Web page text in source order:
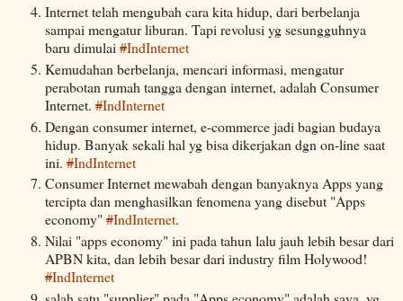
Internet telah mengubah cara kita hidup, dari berbelanja
sampai mengatur liburan. Tapi revolusi yg sesungguhnya
baru dimulai #IndInternet
Kemudahan berbelanja, mencari informasi, mengatur
perabotan rumah tangga dengan internet, adalah Consumer
Internet. #IndInternet
Dengan consumer internet, e-commerce jadi bagian budaya
hidup. Banyak sekali hal yg bisa dikerjakan dgn on-line saat
ini. #IndInternet
Consumer Internet mewabah dengan banyaknya Apps yang
tercipta dan menghasilkan fenomena yang disebut "Apps
economy"#IndInternet.
Nilai "apps economy" ini pada tahun lalu jauh lebih besar dari
APBN kita, dan lebih besar dari industry film Holywood!
#IndInternet